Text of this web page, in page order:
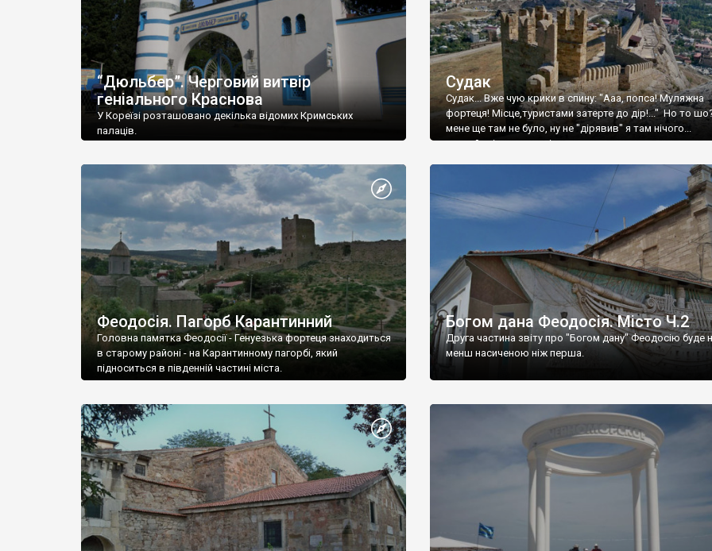
“Дюльбер”. Черговий витвір
геніального Краснова
У Кореїзі розташовано декілька відомих Кримських
палаців.
Судак
Судак... Вже чую крики в спину: "Ааа, попса! Муляжна
фортеця! Місце,туристами затерте до дір!..." Но то
мене ще там не було, ну не "дірявив" я там нічого...
принаймні до цього літа.
Феодосія. Пагорб Карантинний
Головна памятка Феодосії - Генуезька фортеця знаходиться
в старому районі - на Карантинному пагорбі, який
підноситься в південній частині міста.
Богом дана Феодосія. Місто Ч.2
Друга частина звіту про "Богом дану" Феодосію буде
менш насиченою ніж перша.